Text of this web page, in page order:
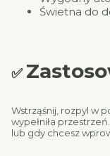
Świetna do
✅
Wstrząśnij, rozpyl w
wypełniła
lub gdy chcesz